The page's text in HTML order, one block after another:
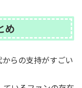
め
らの支持がすごい